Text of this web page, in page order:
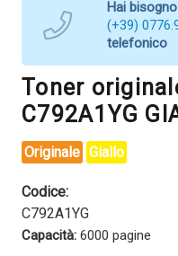
Hai
(+39)
telefonico
Toner
C792A1YG
Originale Giallo
Codice:
C792A1YG
Capacità: 6000 pagine